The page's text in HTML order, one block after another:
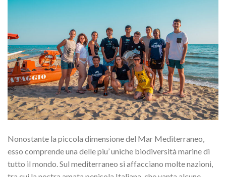
Nonostante la piccola dimensione del Mar Mediterraneo,
esso comprende una delle piu’ uniche biodiversità marine di
tutto il mondo. Sul mediterraneo si affacciano molte nazioni,